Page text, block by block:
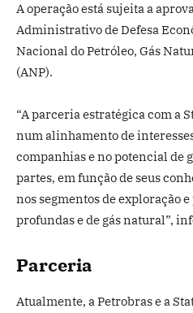
A operação está sujeita a
Administrativo de Defesa
Nacional do Petróleo, Gás
(ANP).
“A parceria estratégica com a
num alinhamento de
companhias e no potencial de
partes, em função de seus
nos segmentos de exploração
profundas e de gás natural”,
Parceria
Atualmente, a Petrobras e a